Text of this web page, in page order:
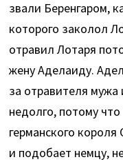
звали Беренгаром,
которого заколол
отравил Лотаря
жену Аделаиду.
за отравителя
недолго, потому
германского
и подобает немцу,